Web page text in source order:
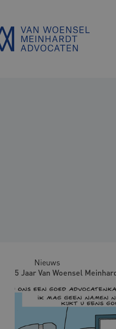
Nieuws
5 Jaar Van Woensel